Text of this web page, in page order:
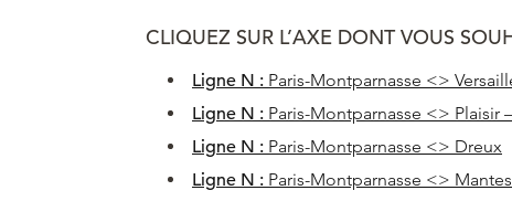
CLIQUEZ SUR L’AXE DONT VOUS
Ligne N : Paris-Montparnasse <>
Ligne N : Paris-Montparnasse <> Plaisir
Ligne N : Paris-Montparnasse <> Dreux
Ligne N : Paris-Montparnasse <>